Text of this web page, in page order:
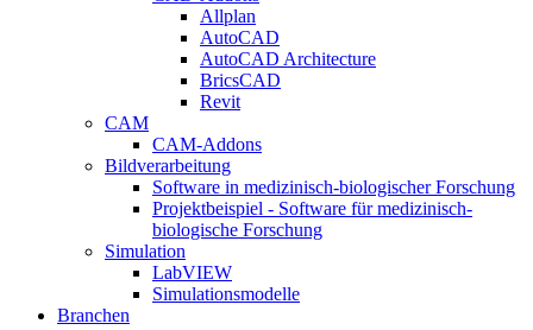
Allplan
AutoCAD
AutoCAD Architecture
BricsCAD
Revit
CAM
CAM-Addons
Bildverarbeitung
Software in medizinisch-biologischer Forschung
Projektbeispiel - Software für medizinisch-
biologische Forschung
Simulation
LabVIEW
Simulationsmodelle
Branchen